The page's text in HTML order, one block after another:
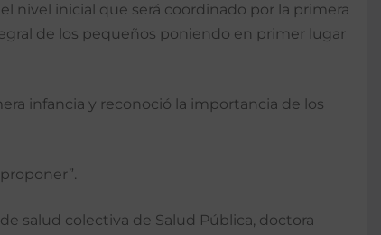
nivel inicial que será coordinado por la primera
de los pequeños poniendo en primer lugar
infancia y reconoció la importancia de los
salud colectiva de Salud Pública, doctora